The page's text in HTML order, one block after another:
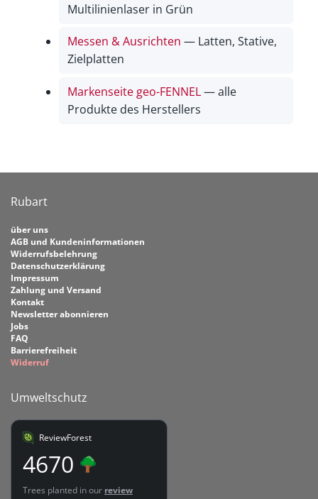
Multilinienlaser in Grün
Messen & Ausrichten — Latten, Stative,
Zielplatten
Markenseite geo-FENNEL— alle
Produkte des Herstellers
Rubart
über uns
AGB und Kundeninformationen
Widerrufsbelehrung
Datenschutzerklärung
Impressum
Zahlung und Versand
Kontakt
Newsletter abonnieren
Jobs
FAQ
Barrierefreiheit
Widerruf
Umweltschutz
ReviewForest
4670
Trees planted in our review